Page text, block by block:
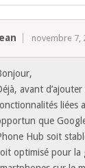
novembre 7,
avant
liées
que
Hub soit
optimisé pour la